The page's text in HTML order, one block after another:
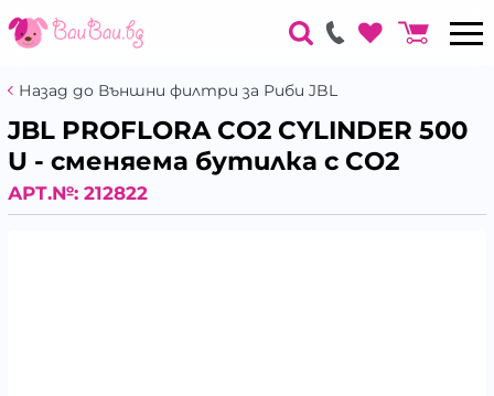
Назад до Външни филтри за Риби JBL
JBL PROFLORA CO2 CYLINDER 500
U - сменяема бутилка с CO2
АРТ.№: 212822